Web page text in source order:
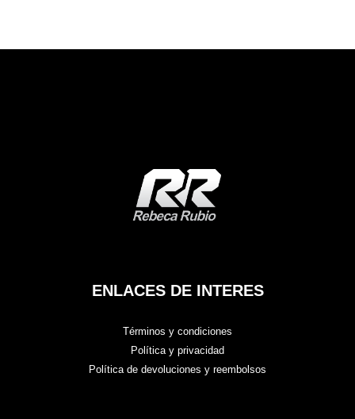
ENLACES DE INTERES
Términos y condiciones
Política y privacidad
Política de devoluciones y reembolsos